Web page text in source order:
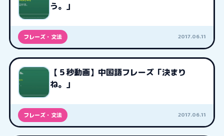
う。」
フレーズ・文法 2017.06.11
【５秒動画】中国語フレーズ「決まり
ね。」
フレーズ・文法 2017.06.11